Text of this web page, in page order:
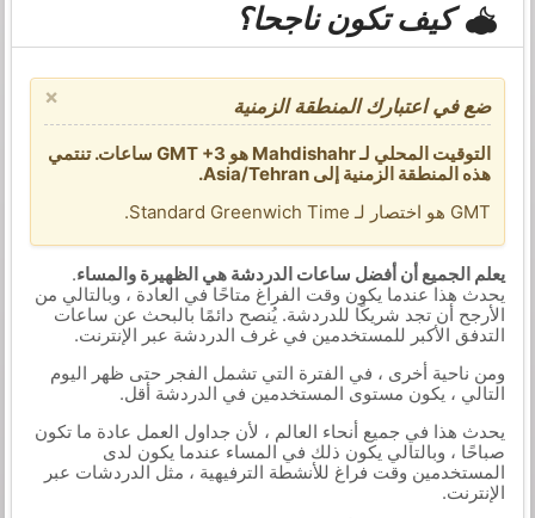
كيف تكون ناجحا؟
× ضع في اعتبارك المنطقة الزمنية
التوقيت المحلي لـ Mahdishahr هو GMT +3 ساعات. تنتمي
هذه المنطقة الزمنية إلى Asia/Tehran.
GMT هو اختصار لـ Standard Greenwich Time.
يعلم الجميع أن أفضل ساعات الدردشة هي الظهيرة والمساء.
يحدث هذا عندما يكون وقت الفراغ متاحًا في العادة ، وبالتالي من
الأرجح أن تجد شريكًا للدردشة. يُنصح دائمًا بالبحث عن ساعات
التدفق الأكبر للمستخدمين في غرف الدردشة عبر الإنترنت.
ومن ناحية أخرى ، في الفترة التي تشمل الفجر حتى ظهر اليوم
التالي ، يكون مستوى المستخدمين في الدردشة أقل.
يحدث هذا في جميع أنحاء العالم ، لأن جداول العمل عادة ما تكون
صباحًا ، وبالتالي يكون ذلك في المساء عندما يكون لدى
المستخدمين وقت فراغ للأنشطة الترفيهية ، مثل الدردشات عبر
الإنترنت.